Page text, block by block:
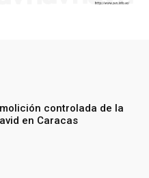
controlada de la
en Caracas